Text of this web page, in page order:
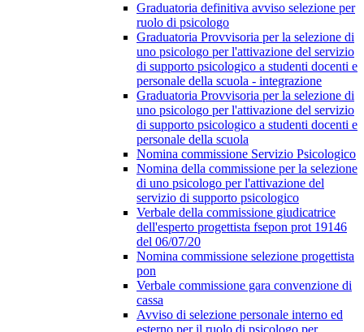
Graduatoria definitiva avviso selezione per
ruolo di psicologo
Graduatoria Provvisoria per la selezione di
uno psicologo per l'attivazione del servizio
di supporto psicologico a studenti docenti e
personale della scuola - integrazione
Graduatoria Provvisoria per la selezione di
uno psicologo per l'attivazione del servizio
di supporto psicologico a studenti docenti e
personale della scuola
Nomina commissione Servizio Psicologico
Nomina della commissione per la selezione
di uno psicologo per l'attivazione del
servizio di supporto psicologico
Verbale della commissione giudicatrice
dell'esperto progettista fsepon prot 19146
del 06/07/20
Nomina commissione selezione progettista
pon
Verbale commissione gara convenzione di
cassa
Avviso di selezione personale interno ed